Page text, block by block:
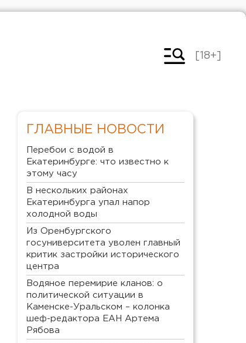
[18+]
ГЛАВНЫЕ НОВОСТИ
Перебои с водой в
Екатеринбурге: что известно к
этому часу
В нескольких районах
Екатеринбурга упал напор
холодной воды
Из Оренбургского
госуниверситета уволен главный
критик застройки исторического
центра
Водяное перемирие кланов: о
политической ситуации в
Каменске-Уральском – колонка
шеф-редактора ЕАН Артема
Рябова